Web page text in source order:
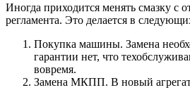
Иногда приходится менять смазку с
регламента. Это делается в
Покупка машины. Замена
гарантии нет, что
вовремя.
Замена МКПП. В новый агрегат